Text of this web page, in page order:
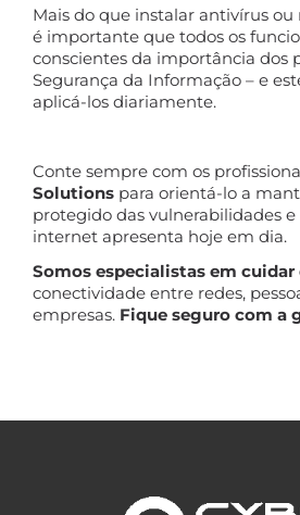
Mais do que instalar antivírus ou
é importante que todos os
conscientes da importância dos
Segurança da Informação – e
aplicá-los diariamente.
Conte sempre com os
Solutions para orientá-lo a
protegido das vulnerabilidades e
internet apresenta hoje em dia.
Somos especialistas em cuidar
conectividade entre redes,
empresas. Fique seguro com a